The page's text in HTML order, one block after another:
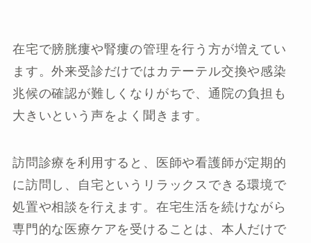
在宅で膀胱瘻や腎瘻の管理を行う方が増えてい
ます。外来受診だけではカテーテル交換や感染
兆候の確認が難しくなりがちで、通院の負担も
大きいという声をよく聞きます。
訪問診療を利用すると、医師や看護師が定期的
に訪問し、自宅というリラックスできる環境で
処置や相談を行えます。在宅生活を続けながら
専門的な医療ケアを受けることは、本人だけで